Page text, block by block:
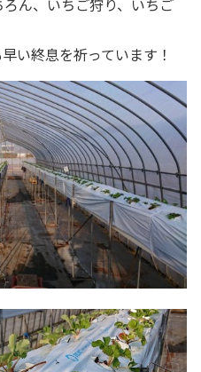
ん、いちご狩り、いちご
い終息を祈っています！